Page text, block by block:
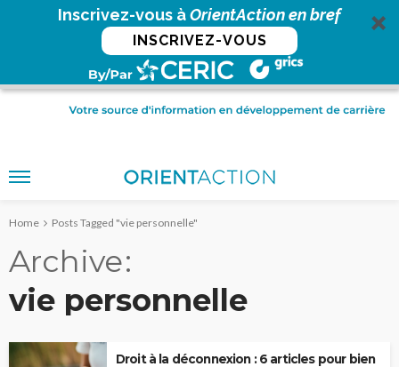
Inscrivez-vous àOrientAction en bref
INSCRIVEZ-VOUS
Home Posts Tagged "vie personnelle"
Archive
vie personnelle
Droit à la déconnexion : 6 articles pour bien